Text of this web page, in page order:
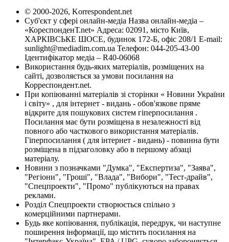
© 2000-2026, Korrespondent.net
Суб'єкт у сфері онлайн-медіа Назва онлайн-медіа –
«КореспонденТ.net» Адреса: 02091, місто Київ,
ХАРКІВСЬКЕ ШОСЕ, будинок 172-Б, офіс 208/1 E-mail:
sunlight@mediadim.com.ua Телефон: 044-205-43-00
Ідентифікатор медіа – R40-06068
Використання будь-яких матеріалів, розміщених на
сайті, дозволяється за умови посилання на
Корреспондент.net.
При копіюванні матеріалів зі сторінки « Новини України
і світу» , для інтернет - видань - обов'язкове пряме
відкрите для пошукових систем гіперпосилання .
Посилання має бути розміщена в незалежності від
повного або часткового використання матеріалів.
Гіперпосилання ( для інтернет - видань) - повинна бути
розміщена в підзаголовку або в першому абзаці
матеріалу.
Новини з позначками "Думка", "Експертиза", "Заява",
"Регіони", "Гроші", "Влада", "Вибори", "Тест-драйв",
"Спецпроекти", "Промо" публікуються на правах
реклами.
Розділ Спецпроекти створюється спільно з
комерційними партнерами.
Будь яке копіювання, публікація, передрук, чи наступне
поширення інформації, що містить посилання на